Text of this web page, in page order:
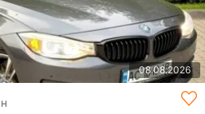
08.08.2026